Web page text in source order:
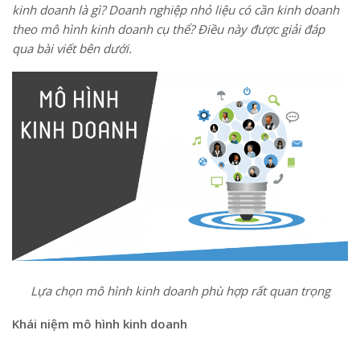
kinh doanh là gì? Doanh nghiệp nhỏ liệu có cần kinh doanh
theo mô hình kinh doanh cụ thể? Điều này được giải đáp
qua bài viết bên dưới.
Lựa chọn mô hình kinh doanh phù hợp rất quan trọng
Khái niệm mô hình kinh doanh